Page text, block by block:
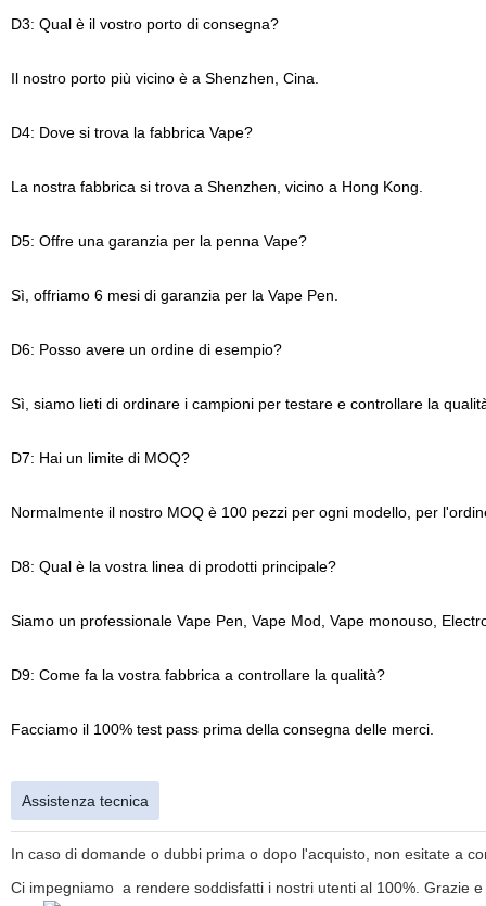
D3: Qual è il vostro porto di consegna?
Il nostro porto più vicino è a Shenzhen, Cina.
D4: Dove si trova la fabbrica Vape?
La nostra fabbrica si trova a Shenzhen, vicino a Hong Kong.
D5: Offre una garanzia per la penna Vape?
Sì, offriamo 6 mesi di garanzia per la Vape Pen.
D6: Posso avere un ordine di esempio?
Sì, siamo lieti di ordinare i campioni per testare e controllare la
D7: Hai un limite di MOQ?
Normalmente il nostro MOQ è 100 pezzi per ogni modello, per
D8: Qual è la vostra linea di prodotti principale?
Siamo un professionale Vape Pen, Vape Mod, Vape monouso,
D9: Come fa la vostra fabbrica a controllare la qualità?
Facciamo il 100% test pass prima della consegna delle merci.
Assistenza tecnica
In caso di domande o dubbi prima o dopo l'acquisto, non esitate a
Ci impegniamo a rendere soddisfatti i nostri utenti al 100%. Grazie